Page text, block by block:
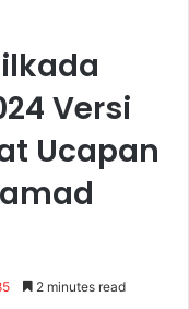
Versi
Ucapan
2 minutes read